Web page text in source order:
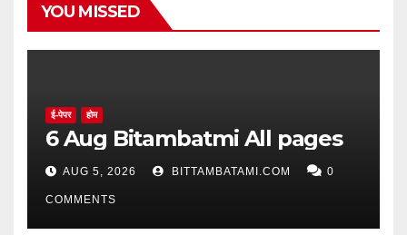
YOU MISSED
ई-पेपर होम
6 Aug Bitambatmi All pages
AUG 5, 2026 BITTAMBATAMI.COM 0
COMMENTS